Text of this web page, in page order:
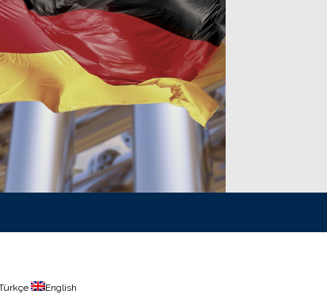
English